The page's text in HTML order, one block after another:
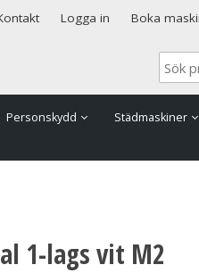
Logga in Boka
Personskydd Städmaskiner
1-lags vit M2